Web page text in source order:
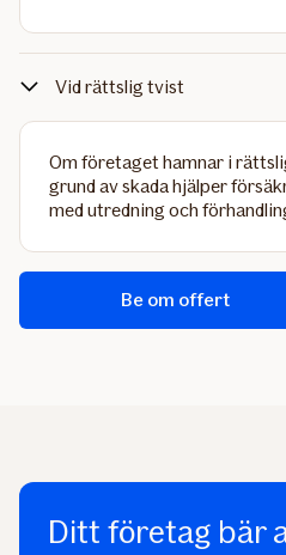
Vid rättslig tvist
Om företaget hamnar i
grund av skada hjälper
med utredning och
Be om offert
Ditt företag bär